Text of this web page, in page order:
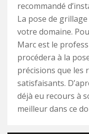
recommandé
La pose de
votre domaine.
Marc est le
procédera à la
précisions que les
satisfaisants.
déjà eu recours à
meilleur dans ce